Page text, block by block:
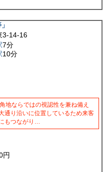
3-14-16
7分
10分
地ならではの視認性を兼ね備え
通り沿いに位置しているため来客
もつながり…
円